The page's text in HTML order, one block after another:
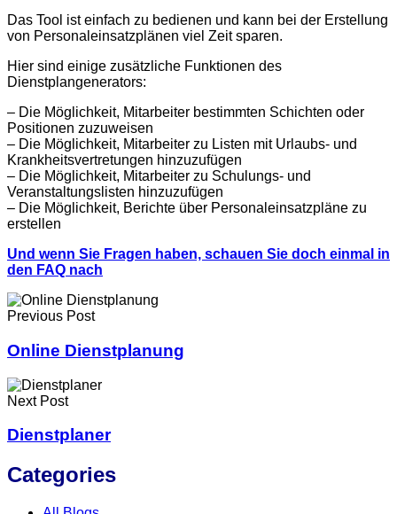
Das Tool ist einfach zu bedienen und kann bei der Erstellung
von Personaleinsatzplänen viel Zeit sparen.
Hier sind einige zusätzliche Funktionen des
Dienstplangenerators:
– Die Möglichkeit, Mitarbeiter bestimmten Schichten oder
Positionen zuzuweisen
– Die Möglichkeit, Mitarbeiter zu Listen mit Urlaubs- und
Krankheitsvertretungen hinzuzufügen
– Die Möglichkeit, Mitarbeiter zu Schulungs- und
Veranstaltungslisten hinzuzufügen
– Die Möglichkeit, Berichte über Personaleinsatzpläne zu
erstellen
Und wenn Sie Fragen haben, schauen Sie doch einmal in
den FAQ nach
Previous Post
Online Dienstplanung
Next Post
Dienstplaner
Categories